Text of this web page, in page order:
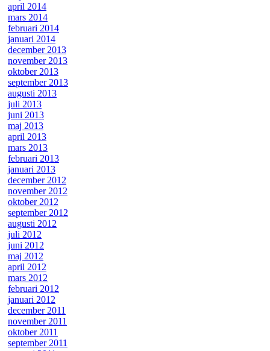
april 2014
mars 2014
februari 2014
januari 2014
december 2013
november 2013
oktober 2013
september 2013
augusti 2013
juli 2013
juni 2013
maj 2013
april 2013
mars 2013
februari 2013
januari 2013
december 2012
november 2012
oktober 2012
september 2012
augusti 2012
juli 2012
juni 2012
maj 2012
april 2012
mars 2012
februari 2012
januari 2012
december 2011
november 2011
oktober 2011
september 2011